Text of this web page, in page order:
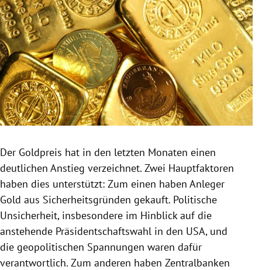
Untermenü
Untermenü
Untermenü
Untermenü
Untermenü
Der Goldpreis hat in den letzten Monaten einen
deutlichen Anstieg verzeichnet. Zwei Hauptfaktoren
haben dies unterstützt: Zum einen haben Anleger
Gold aus Sicherheitsgründen gekauft. Politische
Unsicherheit, insbesondere im Hinblick auf die
anstehende Präsidentschaftswahl in den USA, und
die geopolitischen Spannungen waren dafür
verantwortlich. Zum anderen haben Zentralbanken